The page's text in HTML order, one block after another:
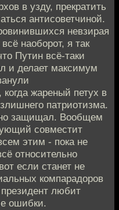
в узду, прекратить
антисоветчиной.
невзирая
наоборот, я так
Путин всё-таки
и делает максимум
жареный петух в
патриотизма.
защищал. Вообщем
совместит
этим - пока не
относительно
если станет не
компарадоров
любит
ошибки.